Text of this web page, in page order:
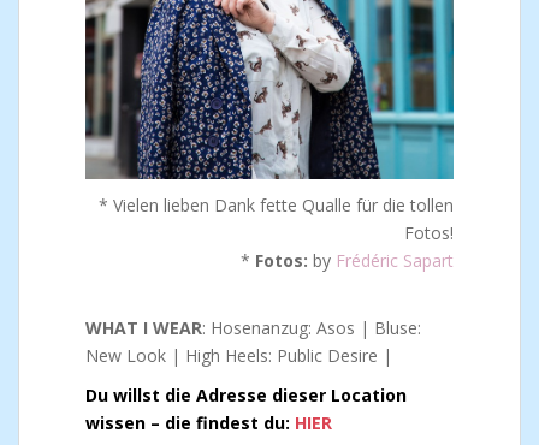
* Vielen lieben Dank fette Qualle für die tollen
Fotos!
* Fotos: by Frédéric Sapart
WHAT I WEAR: Hosenanzug: Asos | Bluse:
New Look | High Heels: Public Desire |
Du willst die Adresse dieser Location
wissen – die findest du: HIER